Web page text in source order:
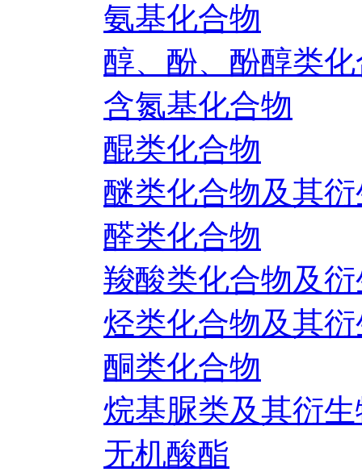
氨基化合物
醇、酚、酚醇类
含氮基化合物
醌类化合物
醚类化合物及其
醛类化合物
羧酸类化合物及
烃类化合物及其
酮类化合物
烷基脲类及其衍
无机酸酯